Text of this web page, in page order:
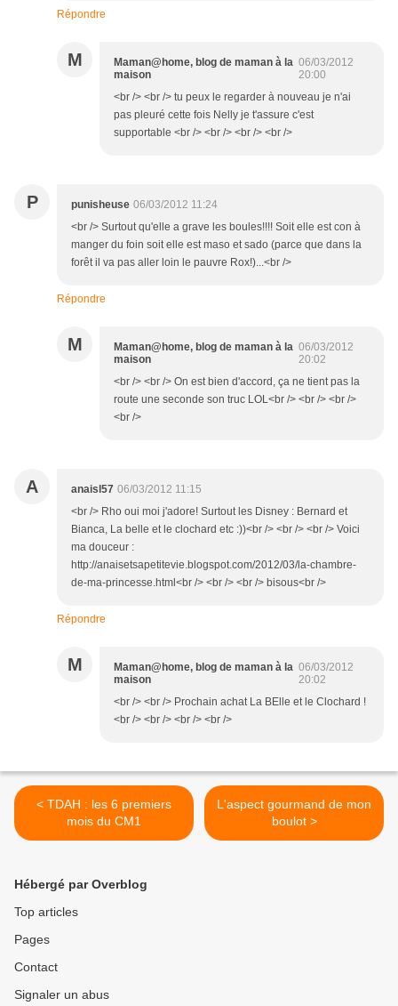
Répondre
M
Maman@home, blog de maman à la
maison
06/03/2012
20:00
<br /> <br /> tu peux le regarder à nouveau je n'ai
pas pleuré cette fois Nelly je t'assure c'est
supportable <br /> <br /> <br /> <br />
P punisheuse 06/03/2012 11:24
<br /> Surtout qu'elle a grave les boules!!!! Soit elle est con à
manger du foin soit elle est maso et sado (parce que dans la
forêt il va pas aller loin le pauvre Rox!)...<br />
Répondre
M
Maman@home, blog de maman à la
maison
06/03/2012
20:02
<br /> <br /> On est bien d'accord, ça ne tient pas la
route une seconde son truc LOL<br /> <br /> <br />
<br />
A anaisl57 06/03/2012 11:15
<br /> Rho oui moi j'adore! Surtout les Disney : Bernard et
Bianca, La belle et le clochard etc :))<br /> <br /> <br /> Voici
ma douceur :
http://anaisetsapetitevie.blogspot.com/2012/03/la-chambre-
de-ma-princesse.html<br /> <br /> <br /> bisous<br />
Répondre
M
Maman@home, blog de maman à la
maison
06/03/2012
20:02
<br /> <br /> Prochain achat La BElle et le Clochard !
<br /> <br /> <br /> <br />
< TDAH : les 6 premiers
mois du CM1
L'aspect gourmand de mon
boulot >
Hébergé par Overblog
Top articles
Pages
Contact
Signaler un abus